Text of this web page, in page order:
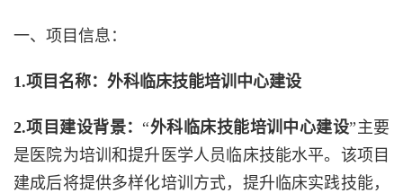
一、项目信息：
1.项目名称：外科临床技能培训中心建设
2.项目建设背景： “外科临床技能培训中心建设”主要
是医院为培训和提升医学人员临床技能水平。该项目
建成后将提供多样化培训方式，提升临床实践技能，